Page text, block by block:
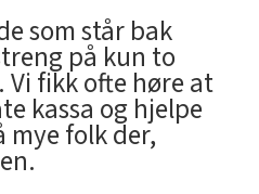
som står bak
på kun to
fikk ofte høre at
kassa og hjelpe
mye folk der,